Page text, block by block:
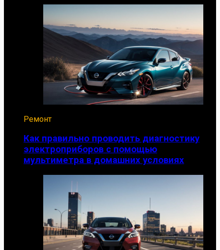
Ремонт
Как правильно проводить диагностику
электроприборов с помощью
мультиметра в домашних условиях